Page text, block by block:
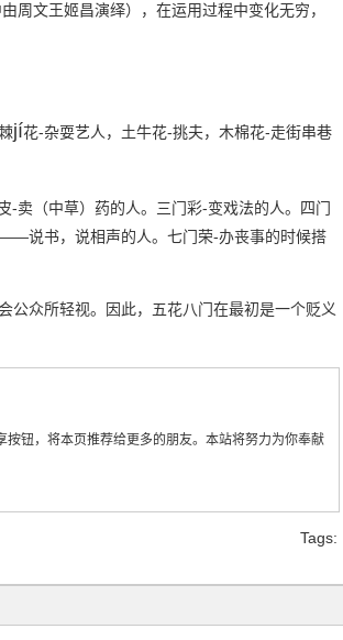
由周文王姬昌演绎），在运用过程中变化无穷，
jí花-杂耍艺人，土牛花-挑夫，木棉花-走街串巷
-卖（中草）药的人。三门彩-变戏法的人。四门
说书，说相声的人。七门荣-办丧事的时候搭
公众所轻视。因此，五花八门在最初是一个贬义
钮，将本页推荐给更多的朋友。本站将努力为你奉献
Tags: